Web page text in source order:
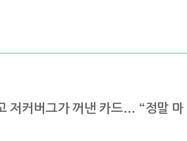
저커버그가 꺼낸 카드… “정말 마